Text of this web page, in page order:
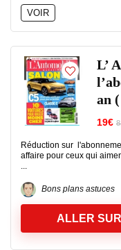
VOIR
L’
an
19€
Réduction sur
affaire pour ceux qui
...
Bons plans astuces
ALLER